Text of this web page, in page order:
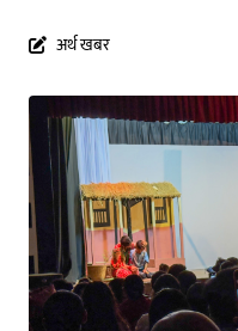
अर्थ खबर